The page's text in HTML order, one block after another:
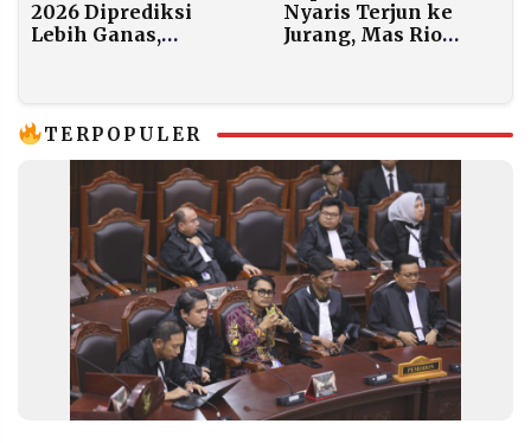
2026 Diprediksi
Lebih Ganas,
Nasional Goyah
Nyaris Terjun ke
Jurang, Mas Rio
TERPOPULER